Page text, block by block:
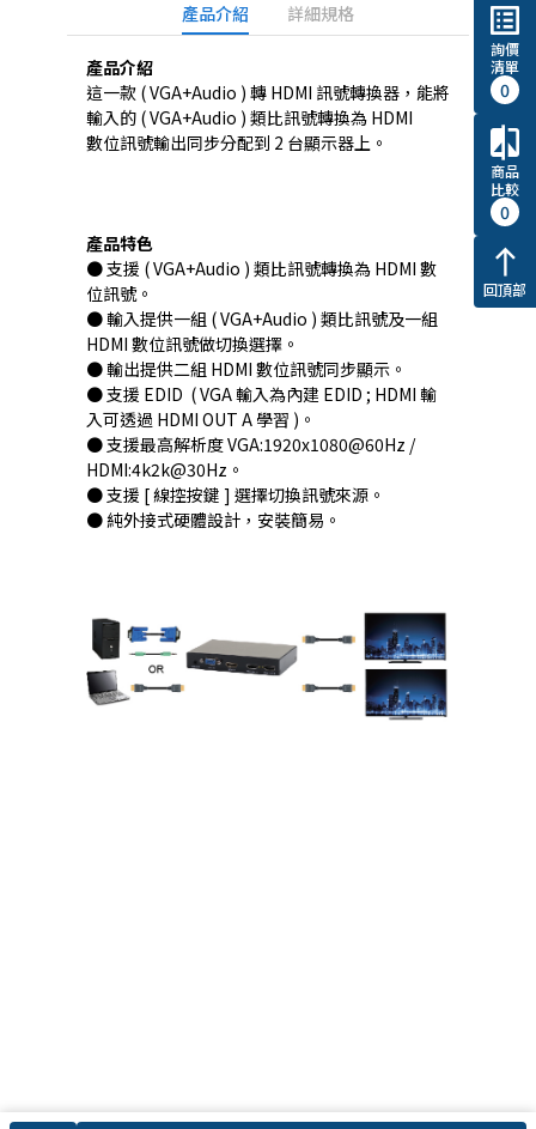
產品介紹 詳細規格
產品介紹
這一款 ( VGA+Audio ) 轉 HDMI 訊號轉換器，能將
輸入的 ( VGA+Audio ) 類比訊號轉換為 HDMI
數位訊號輸出同步分配到 2 台顯示器上。
產品特色
● 支援 ( VGA+Audio ) 類比訊號轉換為 HDMI 數
位訊號。
● 輸入提供一組 ( VGA+Audio ) 類比訊號及一組
HDMI 數位訊號做切換選擇。
● 輸出提供二組 HDMI 數位訊號同步顯示。
● 支援 EDID ( VGA 輸入為內建 EDID ; HDMI 輸
入可透過 HDMI OUT A 學習 )。
● 支援最高解析度 VGA:1920x1080@60Hz /
HDMI:4k2k@30Hz。
● 支援 [ 線控按鍵 ] 選擇切換訊號來源。
● 純外接式硬體設計，安裝簡易。
list_alt
詢價
清單
0
compare
商品
比較
0
north
回頂部